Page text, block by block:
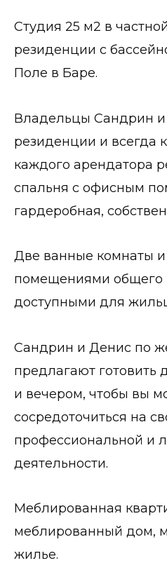
Студия 25 м2 в
резиденции с
Поле в Баре.
Владельцы Сандрин
резиденции и всегда
каждого арендатора
спальня с офисным
гардеробная,
Две ванные комнаты и
помещениями общего
доступными для
Сандрин и Денис по
предлагают готовить
и вечером, чтобы вы
сосредоточиться на
профессиональной и
деятельности.
Меблированная
меблированный дом,
жилье.